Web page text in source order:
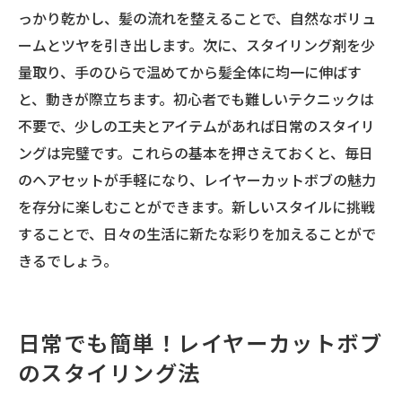
っかり乾かし、髪の流れを整えることで、自然なボリュ
ームとツヤを引き出します。次に、スタイリング剤を少
量取り、手のひらで温めてから髪全体に均一に伸ばす
と、動きが際立ちます。初心者でも難しいテクニックは
不要で、少しの工夫とアイテムがあれば日常のスタイリ
ングは完璧です。これらの基本を押さえておくと、毎日
のヘアセットが手軽になり、レイヤーカットボブの魅力
を存分に楽しむことができます。新しいスタイルに挑戦
することで、日々の生活に新たな彩りを加えることがで
きるでしょう。
日常でも簡単！レイヤーカットボブ
のスタイリング法